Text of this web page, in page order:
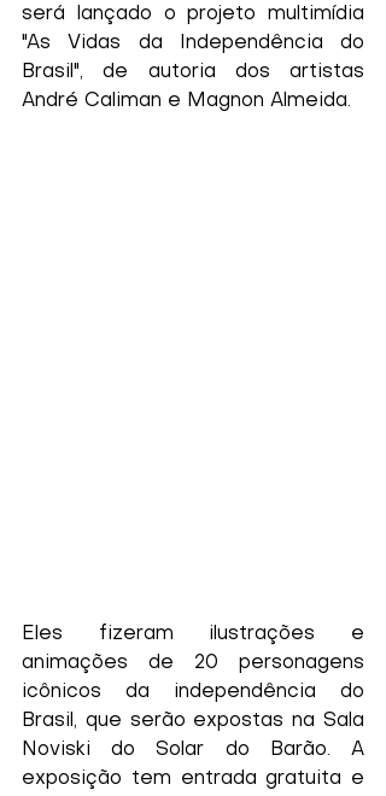
será lançado o projeto multimídia
"As Vidas da Independência do
Brasil", de autoria dos artistas
André Caliman e Magnon Almeida.
Eles fizeram ilustrações e
animações de 20 personagens
icônicos da independência do
Brasil, que serão expostas na Sala
Noviski do Solar do Barão. A
exposição tem entrada gratuita e